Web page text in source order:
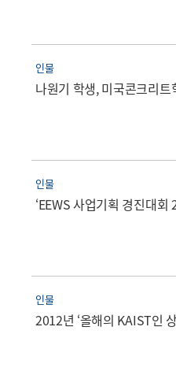
인물
나원기 학생, 미국콘크리
인물
‘EEWS 사업기획 경진대회
인물
2012년 ‘올해의 KAIST인